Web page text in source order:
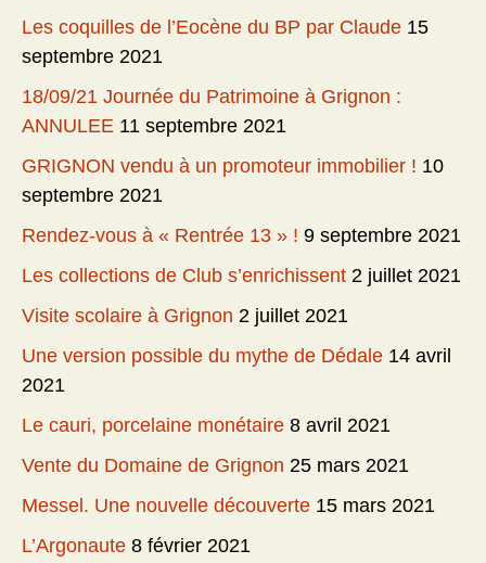
Les coquilles de l’Eocène du BP par Claude 15
septembre 2021
18/09/21 Journée du Patrimoine à Grignon :
ANNULEE 11 septembre 2021
GRIGNON vendu à un promoteur immobilier ! 10
septembre 2021
Rendez-vous à « Rentrée 13 » ! 9 septembre 2021
Les collections de Club s’enrichissent 2 juillet 2021
Visite scolaire à Grignon 2 juillet 2021
Une version possible du mythe de Dédale 14 avril
2021
Le cauri, porcelaine monétaire 8 avril 2021
Vente du Domaine de Grignon 25 mars 2021
Messel. Une nouvelle découverte 15 mars 2021
L’Argonaute 8 février 2021